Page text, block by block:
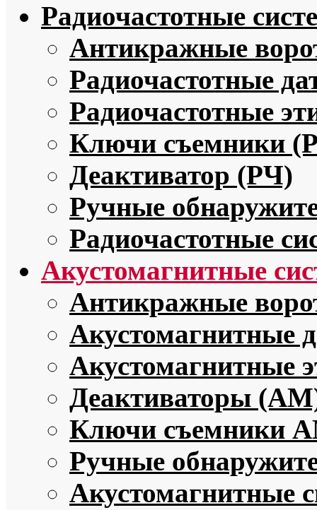
Радиочастотные
Антикражные
Радиочастотные
Радиочастотные
Ключи съемники
Деактиватор (РЧ)
Ручные
Радиочастотные
Акустомагнитные
Антикражные
Акустомагнитные
Акустомагнитные
Деактиваторы
Ключи съемники
Ручные
Акустомагнитные